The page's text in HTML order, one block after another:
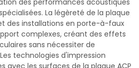
des performances acoustiques
La légèreté de la plaque
des installations en porte-à-faux
complexes, créant des effets
sans nécessiter de
technologies d'impression
avec les surfaces de la plaque ACP